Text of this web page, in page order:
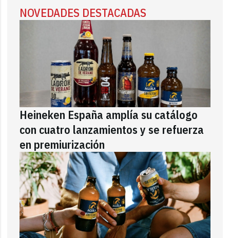
NOVEDADES DESTACADAS
Heineken España amplía su catálogo
con cuatro lanzamientos y se refuerza
en premiurización